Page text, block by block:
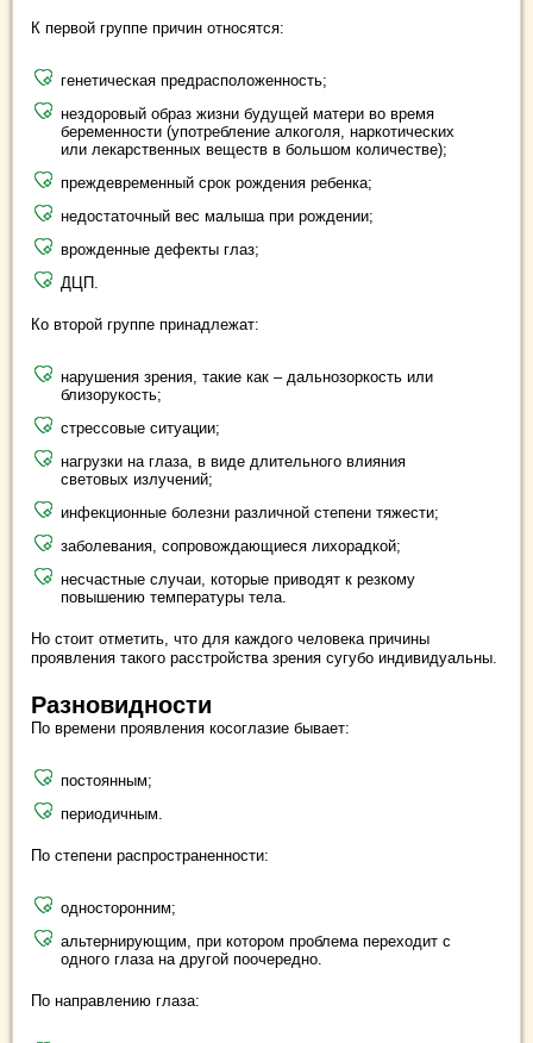
К первой группе причин относятся:
генетическая предрасположенность;
нездоровый образ жизни будущей матери во время
беременности (употребление алкоголя, наркотических
или лекарственных веществ в большом количестве);
преждевременный срок рождения ребенка;
недостаточный вес малыша при рождении;
врожденные дефекты глаз;
ДЦП.
Ко второй группе принадлежат:
нарушения зрения, такие как – дальнозоркость или
близорукость;
стрессовые ситуации;
нагрузки на глаза, в виде длительного влияния
световых излучений;
инфекционные болезни различной степени тяжести;
заболевания, сопровождающиеся лихорадкой;
несчастные случаи, которые приводят к резкому
повышению температуры тела.
Но стоит отметить, что для каждого человека причины
проявления такого расстройства зрения сугубо индивидуальны.
Разновидности
По времени проявления косоглазие бывает:
постоянным;
периодичным.
По степени распространенности:
односторонним;
альтернирующим, при котором проблема переходит с
одного глаза на другой поочередно.
По направлению глаза: